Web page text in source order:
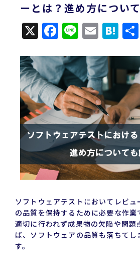
ーとは？進め方につい
X Facebook
LineEmail
ソフトウェアテストにおいてレビ
の品質を保持するために必要な作業
適切に行われず成果物の欠陥や問題
ば、ソフトウェアの品質も落ちてし
す。